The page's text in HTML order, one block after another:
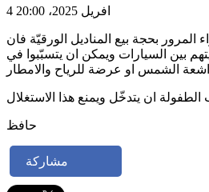
4 افريل 2025، 20:00
بحجة بيع المناديل الورقيّة فان
بين السيارات ويمكن ان يتسبّبوا في
الشمس او عرضة للرياح والامطار
حافظ
مشاركة